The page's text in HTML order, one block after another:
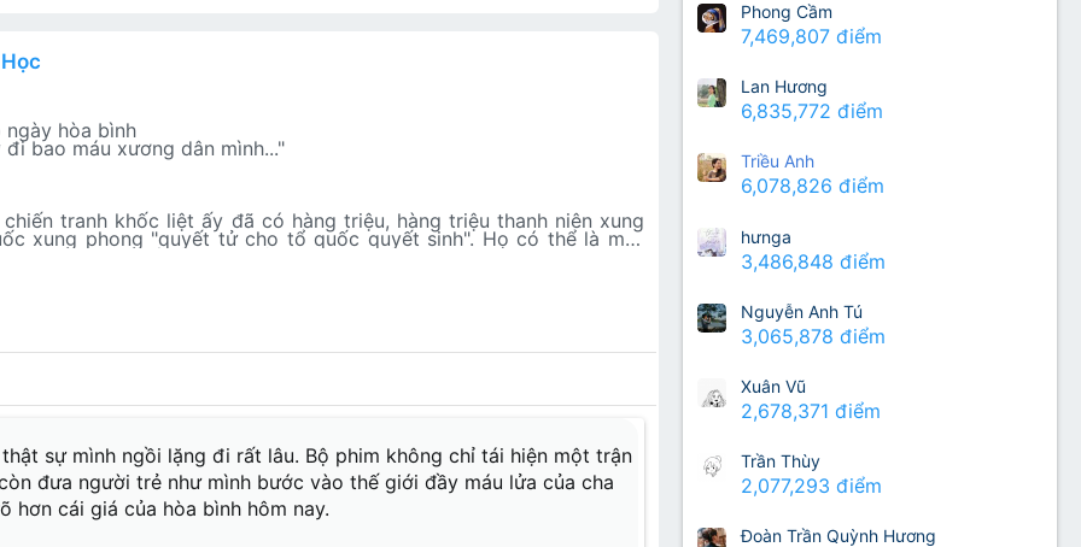
ngày hòa bình
bao máu xương dân mình..."
tranh khốc liệt ấy đã có hàng triệu, hàng triệu thanh niên xung
xung phong "quyết tử cho tổ quốc quyết sinh". Họ có thể là một
theo việc đao cung" như Cường, Tấn... Và có cả những người lính
lập non sông....
lắm, toàn là lính trẻ...
mang theo bao khát vọng hòa bình, tự do, mang theo những lý tưởng
nơi chiến trường khói lửa và cả những con người thầm lặng nơi
đã trọn vẹn niềm vui thống nhất, hòa bình. Thế mà giờ đây... Có
ly như mối tình vừa chớm nở đã vội lụy tàn của Cường và Hồng; như
lý tưởng nơi Xuân Dục, Đoài Đông...
thật sự mình ngồi lặng đi rất lâu. Bộ phim không chỉ tái hiện một trận
đưa người trẻ như mình bước vào thế giới đầy máu lửa của cha
hơn cái giá của hòa bình hôm nay.
Phong Cầm
7,469,807 điểm
Lan Hương
6,835,772 điểm
Triều Anh
6,078,826 điểm
hưnga
3,486,848 điểm
Nguyễn Anh Tú
3,065,878 điểm
Xuân Vũ
2,678,371 điểm
Trần Thùy
2,077,293 điểm
Đoàn Trần Quỳnh Hương